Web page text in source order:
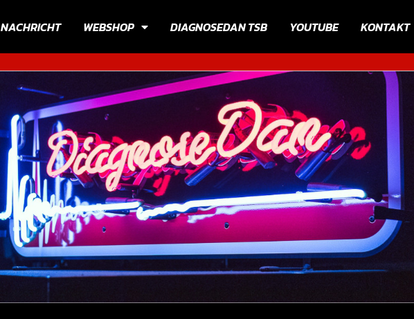
NACHRICHT WEBSHOP DIAGNOSEDAN TSB YOUTUBE KONTAKT